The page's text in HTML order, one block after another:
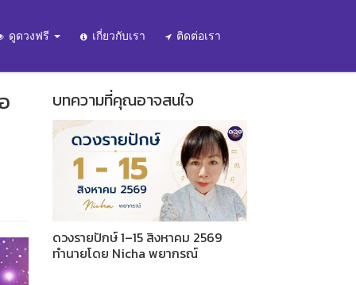
ดูดวงฟรี เกี่ยวกับเรา ติดต่อเรา
บทความที่คุณอาจสนใจ
ดวงรายปักษ์ 1–15 สิงหาคม 2569
ทำนายโดย Nicha พยากรณ์